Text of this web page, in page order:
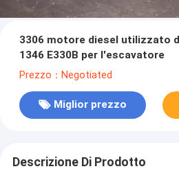
3306 motore diesel utilizzato
1346 E330B per l'escavatore
Prezzo：Negotiated
Miglior prezzo
Descrizione Di Prodotto